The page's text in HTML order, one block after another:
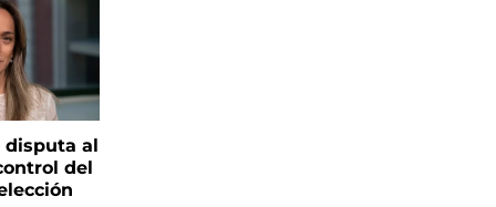
disputa al
del